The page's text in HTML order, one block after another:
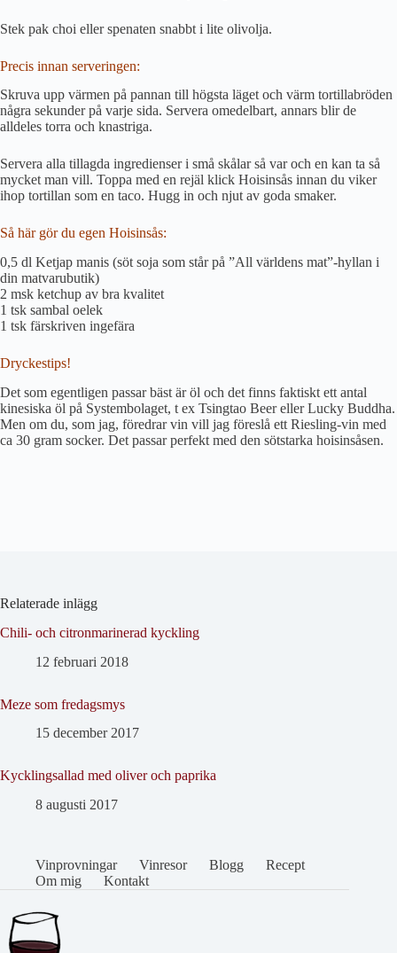
Stek pak choi eller spenaten snabbt i lite olivolja.
Precis innan serveringen:
Skruva upp värmen på pannan till högsta läget och värm tortillabröden
några sekunder på varje sida. Servera omedelbart, annars blir de
alldeles torra och knastriga.
Servera alla tillagda ingredienser i små skålar så var och en kan ta så
mycket man vill. Toppa med en rejäl klick Hoisinsås innan du viker
ihop tortillan som en taco. Hugg in och njut av goda smaker.
Så här gör du egen Hoisinsås:
0,5 dl Ketjap manis (söt soja som står på ”All världens mat”-hyllan i
din matvarubutik)
2 msk ketchup av bra kvalitet
1 tsk sambal oelek
1 tsk färskriven ingefära
Dryckestips!
Det som egentligen passar bäst är öl och det finns faktiskt ett antal
kinesiska öl på Systembolaget, t ex Tsingtao Beer eller Lucky Buddha.
Men om du, som jag, föredrar vin vill jag föreslå ett Riesling-vin med
ca 30 gram socker. Det passar perfekt med den sötstarka hoisinsåsen.
Relaterade inlägg
Chili- och citronmarinerad kyckling
12 februari 2018
Meze som fredagsmys
15 december 2017
Kycklingsallad med oliver och paprika
8 augusti 2017
Vinprovningar Vinresor Blogg
Recept
Om mig
Kontakt